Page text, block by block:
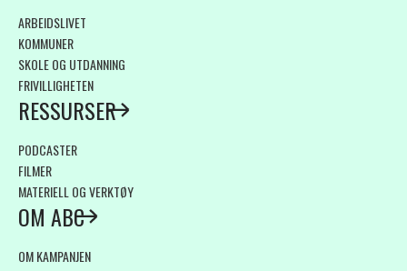
ARBEIDSLIVET
KOMMUNER
SKOLE OG UTDANNING
FRIVILLIGHETEN
RESSURSER
PODCASTER
FILMER
MATERIELL OG VERKTØY
OM ABC
OM KAMPANJEN